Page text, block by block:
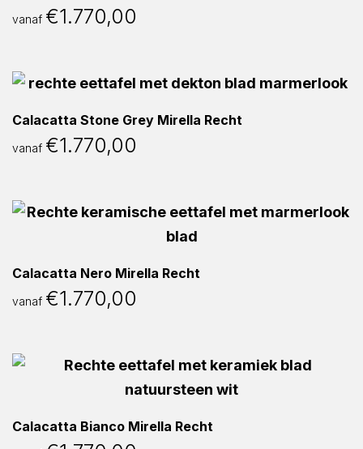
vanaf €1.770,00
Calacatta Stone Grey Mirella Recht
vanaf €1.770,00
Calacatta Nero Mirella Recht
vanaf €1.770,00
Calacatta Bianco Mirella Recht